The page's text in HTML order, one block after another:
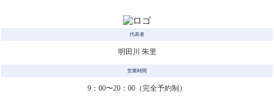
代表者
明田川 朱里
営業時間
9：00〜20：00（完全予約制）